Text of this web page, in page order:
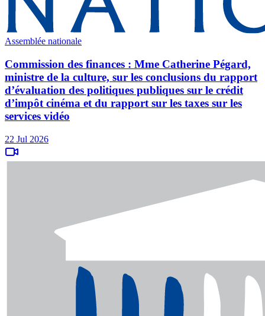
Assemblée nationale
Commission des finances : Mme Catherine Pégard,
ministre de la culture, sur les conclusions du rapport
d’évaluation des politiques publiques sur le crédit
d’impôt cinéma et du rapport sur les taxes sur les
services vidéo
22 Jul 2026